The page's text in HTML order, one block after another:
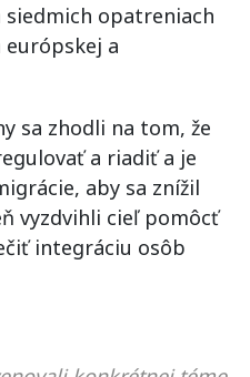
opatreniach
a
sa zhodli na tom, že
a riadiť a je
aby sa znížil
vyzdvihli cieľ pomôcť
integráciu osôb